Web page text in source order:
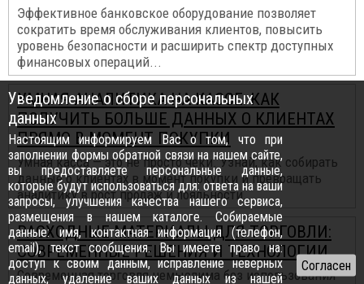
Эффективное банковское оборудование позволяет
сократить время обслуживания клиентов, повысить
уровень безопасности и расширить спектр доступных
финансовых операций...
УМНАЯ АНАЛИТИКА НА КАССЕ: КАК
ПОЛУЧИТЬ БОЛЬШЕ ДАННЫХ О КЛИЕНТАХ
ПРЯМО В МОМЕНТ ПОКУПКИ
Умная касса — это не просто чеки. Узнай, как собирать
данные о клиентах в момент покупки и превращать
аналитику в рост продаж и лояльности...
РАСХОДНЫЕ МАТЕРИАЛЫ ДЛЯ ТОРГОВЛИ:
СОВРЕМЕННЫЕ РЕШЕНИЯ И ТЕХНОЛОГИИ
Современная торговля немыслима без использования
Уведомление о сборе персональных
данных
Настоящим информируем Вас о том, что при
заполнении формы обратной связи на нашем сайте,
вы предоставляете персональные данные,
которые будут использоваться для: ответа на ваши
запросы, улучшения качества нашего сервиса,
размещения в нашем каталоге. Собираемые
данные: имя, контактная информация (телефон,
email), текст сообщения. Вы имеете право на:
доступ к своим данным, исправление неверных
данных, удаление ваших данных из нашей